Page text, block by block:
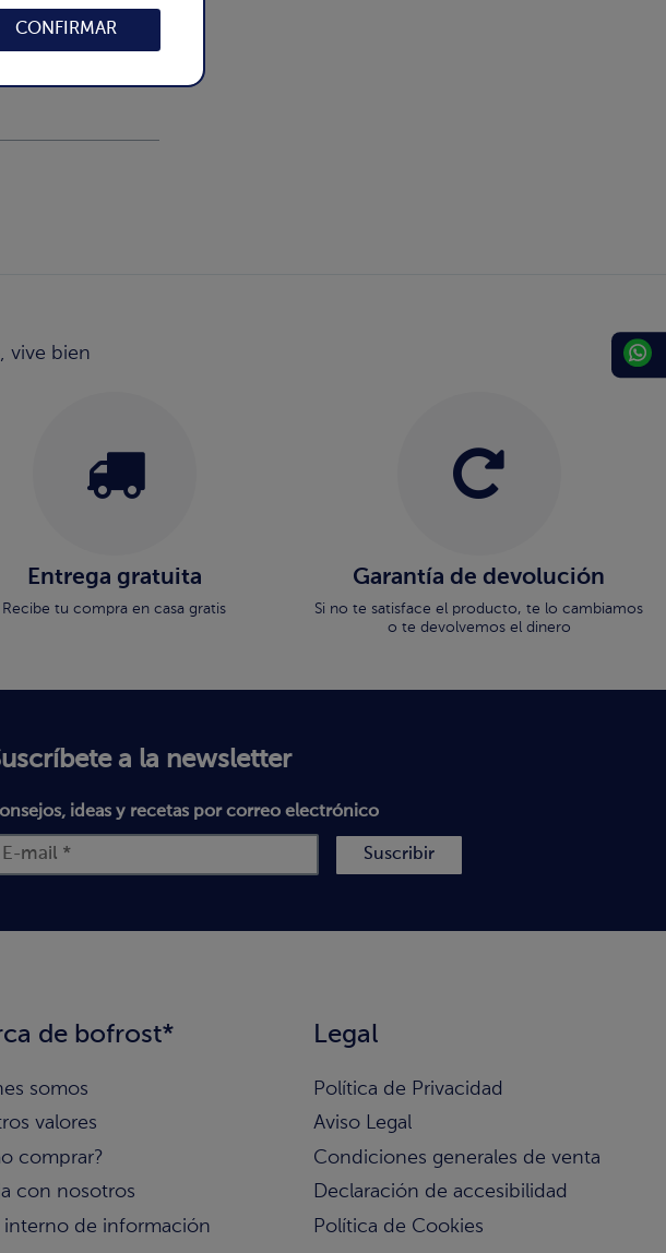
vive bien
Entrega gratuita
Recibe tu compra en casa gratis
Garantía de devolución
Si no te satisface el producto, te lo cambiamos
o te devolvemos el dinero
de bofrost*
somos
valores
comprar?
con nosotros
interno de información
Legal
Política de Privacidad
Aviso Legal
Condiciones generales de venta
Declaración de accesibilidad
Política de Cookies
a la newsletter
ideas y recetas por correo electrónico
Suscribir
CONFIRMAR